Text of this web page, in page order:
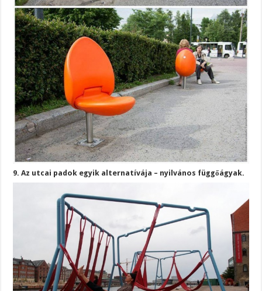
9. Az utcai padok egyik alternatívája – nyilvános függőágyak.